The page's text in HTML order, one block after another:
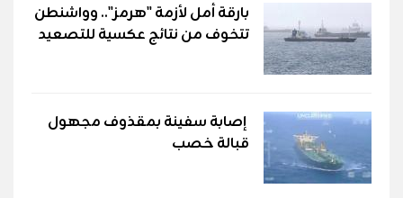
بارقة أمل لأزمة "هرمز".. وواشنطن
تتخوف من نتائج عكسية للتصعيد
إصابة سفينة بمقذوف مجهول
قبالة خصب